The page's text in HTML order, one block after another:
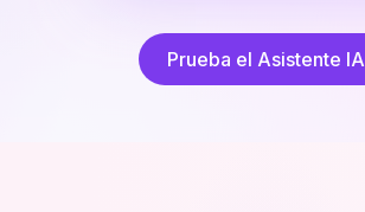
Prueba el Asistente IA